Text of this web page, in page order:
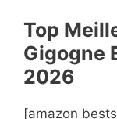
Top
Gigogne
2026
[amazon